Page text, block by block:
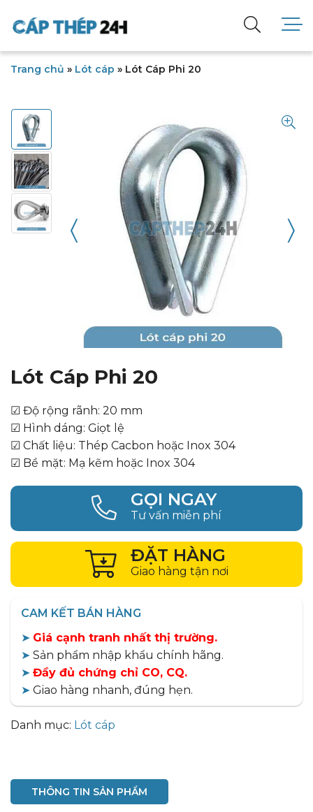
Trang chủ » Lót cáp » Lót Cáp Phi 20
〈 〉
Lót Cáp Phi 20
☑ Độ rộng rãnh: 20 mm
☑ Hình dáng: Giọt lệ
☑ Chất liệu: Thép Cacbon hoặc Inox 304
☑ Bề mặt: Mạ kẽm hoặc Inox 304
GỌI NGAY
Tư vấn miễn phí
ĐẶT HÀNG
Giao hàng tận nơi
CAM KẾT BÁN HÀNG
➤ Giá cạnh tranh nhất thị trường.
➤ Sản phẩm nhập khẩu chính hãng.
➤ Đầy đủ chứng chỉ CO, CQ.
➤ Giao hàng nhanh, đúng hẹn.
Danh mục: Lót cáp
THÔNG TIN SẢN PHẨM